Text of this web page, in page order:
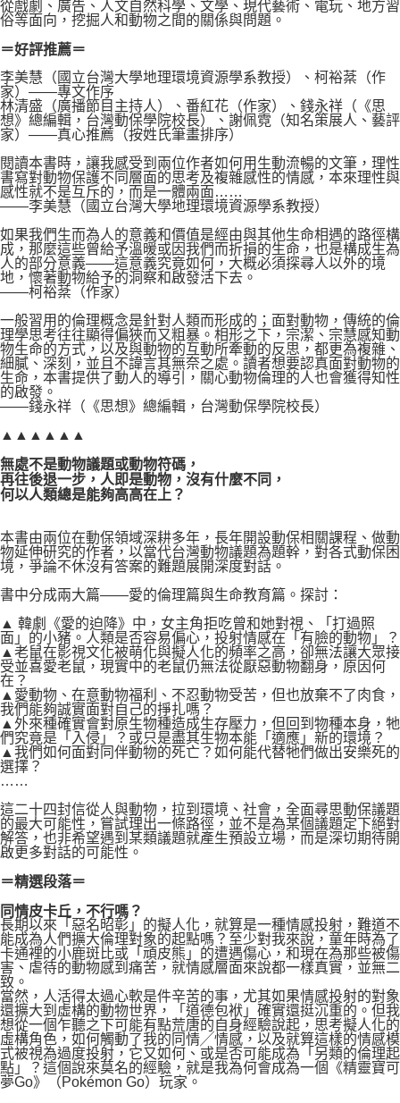
從戲劇、廣告、人文自然科學、文學、現代藝術、電玩、地方習
俗等面向，挖掘人和動物之間的關係與問題。
＝好評推薦＝
李美慧（國立台灣大學地理環境資源學系教授）、柯裕棻（作
家）——專文作序
林清盛（廣播節目主持人）、番紅花（作家）、錢永祥（《思
想》總編輯，台灣動保學院校長）、謝佩霓（知名策展人、藝評
家）——真心推薦（按姓氏筆畫排序）
閱讀本書時，讓我感受到兩位作者如何用生動流暢的文筆，理性
書寫對動物保護不同層面的思考及複雜感性的情感，本來理性與
感性就不是互斥的，而是一體兩面……
——李美慧（國立台灣大學地理環境資源學系教授）
如果我們生而為人的意義和價值是經由與其他生命相遇的路徑構
成，那麼這些曾給予溫暖或因我們而折損的生命，也是構成生為
人的部分意義——這意義究竟如何，大概必須探尋人以外的境
地，懷著動物給予的洞察和啟發活下去。
——柯裕棻（作家）
一般習用的倫理概念是針對人類而形成的；面對動物，傳統的倫
理學思考往往顯得偏狹而又粗暴。相形之下，宗潔、宗慧感知動
物生命的方式，以及與動物的互動所牽動的反思，都更為複雜、
細膩、深刻，並且不諱言其無奈之處。讀者想要認真面對動物的
生命，本書提供了動人的導引，關心動物倫理的人也會獲得知性
的啟發。
——錢永祥（《思想》總編輯，台灣動保學院校長）
▲▲▲▲▲▲
無處不是動物議題或動物符碼，
再往後退一步，人即是動物，沒有什麼不同，
何以人類總是能夠高高在上？
本書由兩位在動保領域深耕多年，長年開設動保相關課程、做動
物延伸研究的作者，以當代台灣動物議題為題幹，對各式動保困
境，爭論不休沒有答案的難題展開深度對話。
書中分成兩大篇——愛的倫理篇與生命教育篇。探討：
▲ 韓劇《愛的迫降》中，女主角拒吃曾和她對視、「打過照
面」的小豬。人類是否容易偏心，投射情感在「有臉的動物」？
▲老鼠在影視文化被萌化與擬人化的頻率之高，卻無法讓大眾接
受並喜愛老鼠，現實中的老鼠仍無法從厭惡動物翻身，原因何
在？
▲愛動物、在意動物福利、不忍動物受苦，但也放棄不了肉食，
我們能夠誠實面對自己的掙扎嗎？
▲外來種確實會對原生物種造成生存壓力，但回到物種本身，牠
們究竟是「入侵」？或只是盡其生物本能「適應」新的環境？
▲我們如何面對同伴動物的死亡？如何能代替牠們做出安樂死的
選擇？
……
這二十四封信從人與動物，拉到環境、社會，全面尋思動保議題
的最大可能性，嘗試理出一條路徑，並不是為某個議題定下絕對
解答，也非希望遇到某類議題就產生預設立場，而是深切期待開
啟更多對話的可能性。
＝精選段落＝
同情皮卡丘，不行嗎？
長期以來「惡名昭彰」的擬人化，就算是一種情感投射，難道不
能成為人們擴大倫理對象的起點嗎？至少對我來說，童年時為了
卡通裡的小鹿斑比或「頑皮熊」的遭遇傷心，和現在為那些被傷
害、虐待的動物感到痛苦，就情感層面來說都一樣真實，並無二
致。
當然，人活得太過心軟是件辛苦的事，尤其如果情感投射的對象
還擴大到虛構的動物世界，「道德包袱」確實還挺沉重的。但我
想從一個乍聽之下可能有點荒唐的自身經驗說起，思考擬人化的
虛構角色，如何觸動了我的同情╱情感，以及就算這樣的情感模
式被視為過度投射，它又如何、或是否可能成為「另類的倫理起
點」？這個說來莫名的經驗，就是我為何會成為一個《精靈寶可
夢Go》（Pokémon Go）玩家。